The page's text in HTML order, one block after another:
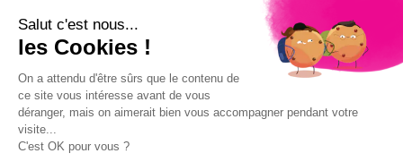
Marchand approuvé par la Société des Avis Garantis,cliquez ici pour
vérifier .
Follow us